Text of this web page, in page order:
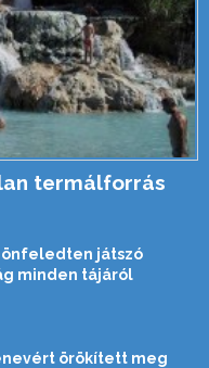
termálforrás
önfeledten játszó
minden tájáról
örökített meg